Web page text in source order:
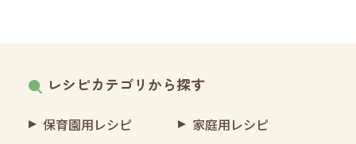
レシピカテゴリから探す
保育園用レシピ
家庭用レシピ